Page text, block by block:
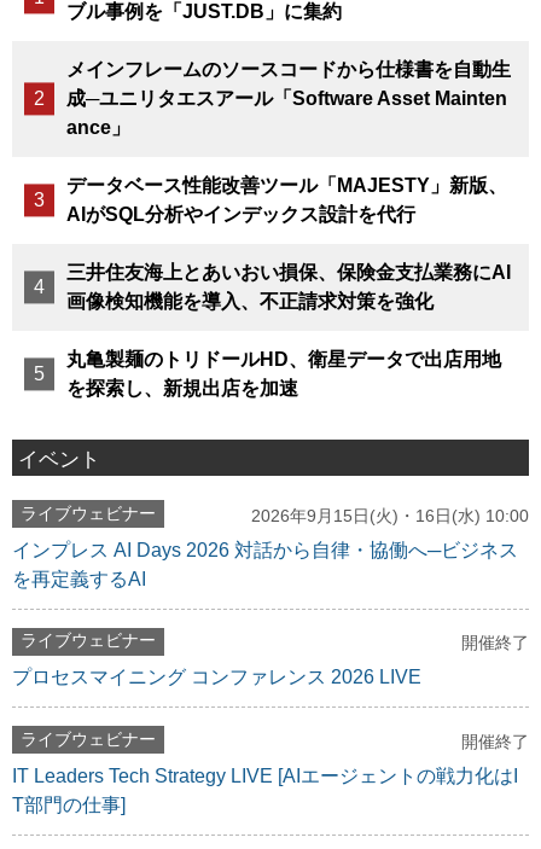
ブル事例を「JUST.DB」に集約
メインフレームのソースコードから仕様書を自動生
成─ユニリタエスアール「Software Asset Mainten
ance」
データベース性能改善ツール「MAJESTY」新版、
AIがSQL分析やインデックス設計を代行
三井住友海上とあいおい損保、保険金支払業務にAI
画像検知機能を導入、不正請求対策を強化
丸亀製麺のトリドールHD、衛星データで出店用地
を探索し、新規出店を加速
イベント
ライブウェビナー 2026年9月15日(火)・16日(水) 10:00
インプレス AI Days 2026 対話から自律・協働へ─ビジネス
を再定義するAI
ライブウェビナー 開催終了
プロセスマイニング コンファレンス 2026 LIVE
ライブウェビナー 開催終了
IT Leaders Tech Strategy LIVE [AIエージェントの戦力化はI
T部門の仕事]